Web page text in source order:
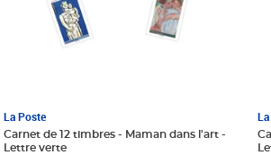
La Poste
Carnet de 12 timbres - Maman dans l'art -
Lettre verte